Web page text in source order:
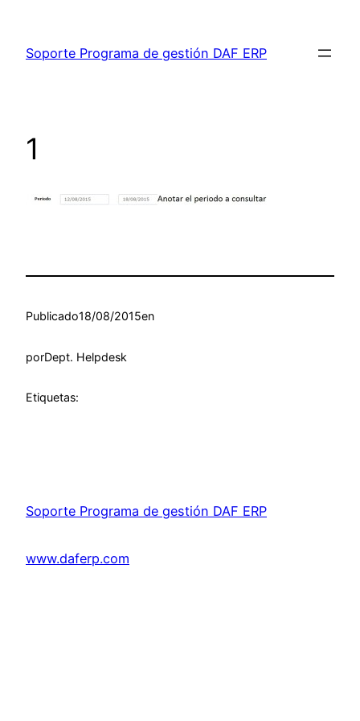
contenido
Soporte Programa de gestión DAF ERP
1
Publicado18/08/2015en
porDept. Helpdesk
Etiquetas:
Soporte Programa de gestión DAF ERP
www.daferp.com